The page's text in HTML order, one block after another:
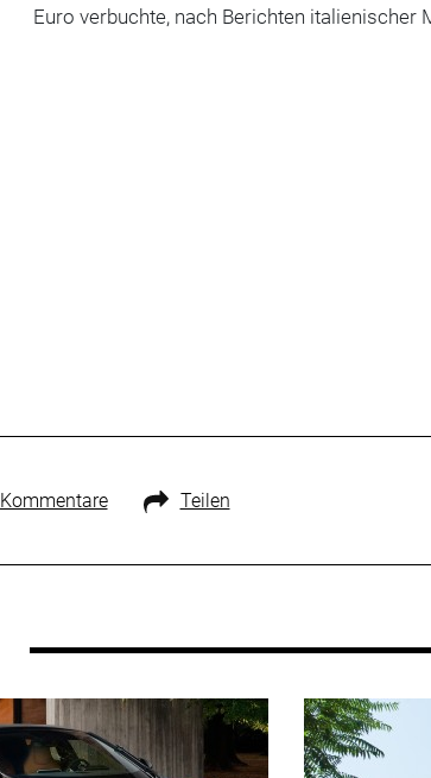
Euro verbuchte, nach Berichten italienischer
Kommentare Teilen